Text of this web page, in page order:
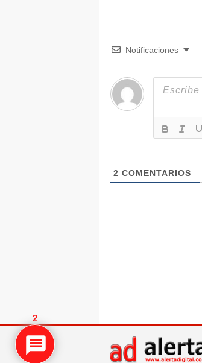
Notificaciones
2 COMENTARIOS
2